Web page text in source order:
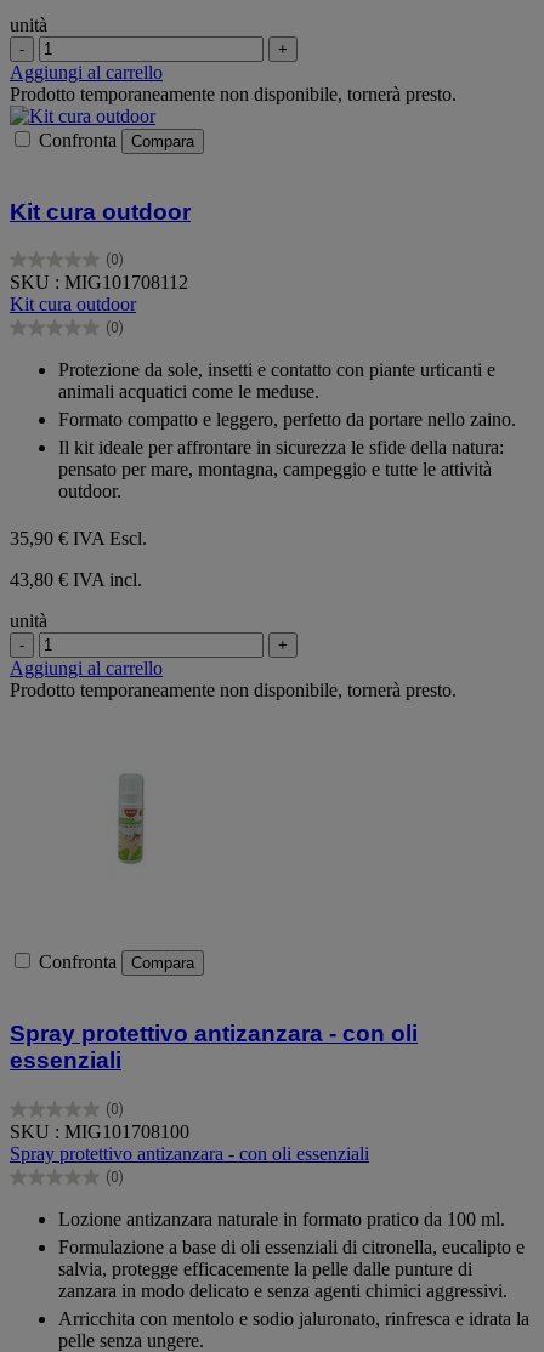
unità
- +
Aggiungi al carrello
Prodotto temporaneamente non disponibile, tornerà presto.
Confronta Compara
Kit cura outdoor
(0)
0.0
su
5
stelle.
SKU : MIG101708112
Kit cura outdoor
(0)
0.0
Protezione da sole, insetti e contatto con piante urticanti e
animali acquatici come le meduse.
Formato compatto e leggero, perfetto da portare nello zaino.
Il kit ideale per affrontare in sicurezza le sfide della natura:
pensato per mare, montagna, campeggio e tutte le attività
outdoor.
35,90 € IVA Escl.
43,80 € IVA incl.
unità
- +
Aggiungi al carrello
Prodotto temporaneamente non disponibile, tornerà presto.
Confronta Compara
Spray protettivo antizanzara - con oli
essenziali
(0)
0.0
su
5
stelle.
SKU : MIG101708100
Spray protettivo antizanzara - con oli essenziali
(0)
0.0
stelle.
Lozione antizanzara naturale in formato pratico da 100 ml.
Formulazione a base di oli essenziali di citronella, eucalipto e
salvia, protegge efficacemente la pelle dalle punture di
zanzara in modo delicato e senza agenti chimici aggressivi.
Arricchita con mentolo e sodio jaluronato, rinfresca e idrata la
pelle senza ungere.